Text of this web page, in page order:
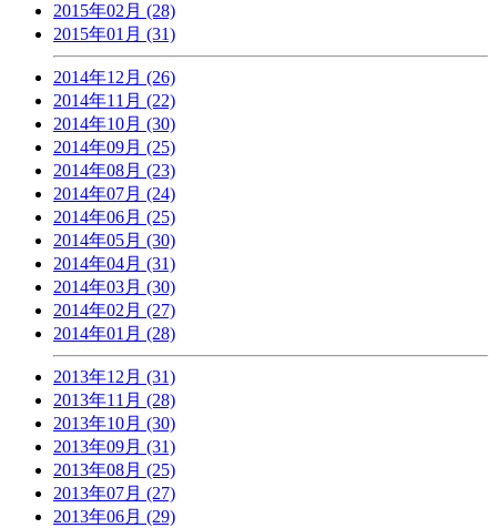
2015年02月 (28)
2015年01月 (31)
2014年12月 (26)
2014年11月 (22)
2014年10月 (30)
2014年09月 (25)
2014年08月 (23)
2014年07月 (24)
2014年06月 (25)
2014年05月 (30)
2014年04月 (31)
2014年03月 (30)
2014年02月 (27)
2014年01月 (28)
2013年12月 (31)
2013年11月 (28)
2013年10月 (30)
2013年09月 (31)
2013年08月 (25)
2013年07月 (27)
2013年06月 (29)